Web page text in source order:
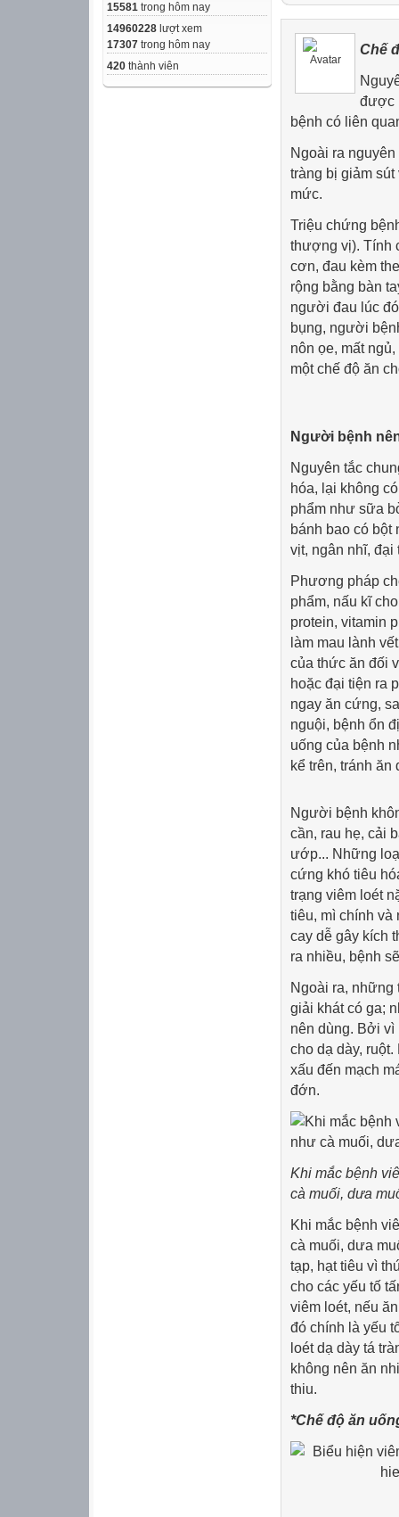
15581 trong hôm nay
14960228 lượt xem
17307 trong hôm nay
420 thành viên
Chế
được
bệnh có liên
Ngoài ra
tràng bị giảm
mức.
Triệu chứng
thượng vị). Tính
cơn, đau kèm
rộng bằng bàn
người đau lúc
bụng, người
nôn ọe, mất
một chế độ ăn
Người bệnh
Nguyên tắc
hóa, lại không
phẩm như sữa
bánh bao có bột
vịt, ngân nhĩ, đại
Phương pháp
phẩm, nấu kĩ
protein, vitamin
làm mau lành
của thức ăn đối
hoặc đại tiện ra
ngay ăn cứng,
nguội, bệnh ổn
uống của bệnh
kể trên, tránh
Người bệnh
cần, rau hẹ, cải
ướp... Những
cứng khó tiêu
trạng viêm loét
tiêu, mì chính và
cay dễ gây kích
ra nhiều, bệnh
Ngoài ra,
giải khát có ga;
nên dùng. Bởi
cho dạ dày,
xấu đến mạch
đớn.
Khi mắc bệnh
cà muối, dưa
Khi mắc bệnh
cà muối, dưa
tạp, hạt tiêu vì
cho các yếu tố
viêm loét, nếu
đó chính là yếu
loét dạ dày tá
không nên ăn
thiu.
*Chế độ ăn